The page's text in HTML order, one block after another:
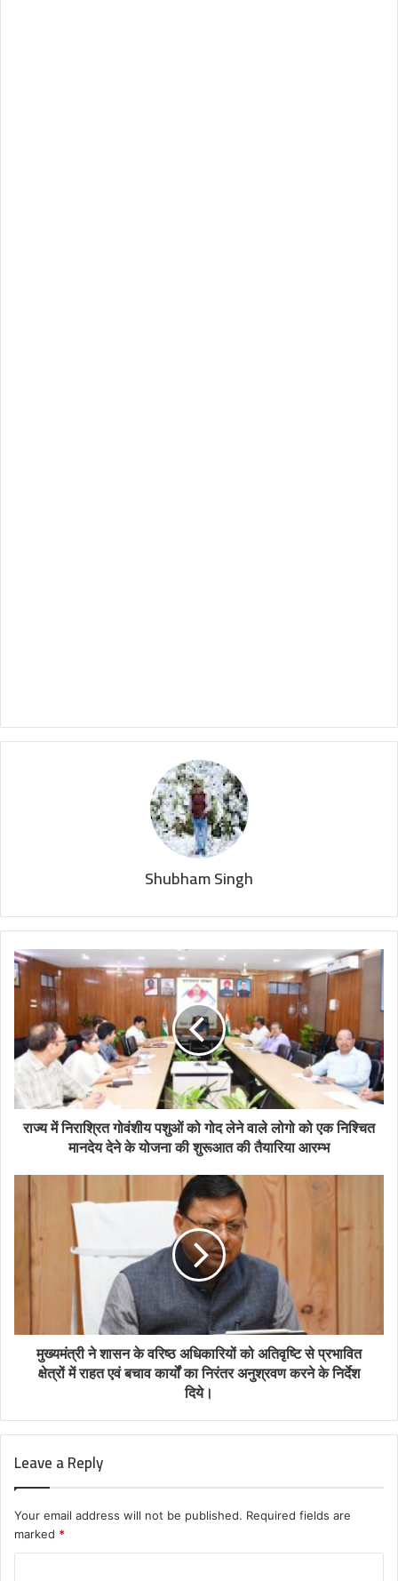
Shubham Singh
राज्य में निराश्रित गोवंशीय पशुओं को गोद लेने वाले लोगो को एक निश्चित
मानदेय देने के योजना की शुरूआत की तैयारिया आरम्भ
मुख्यमंत्री ने शासन के वरिष्ठ अधिकारियों को अतिवृष्टि से प्रभावित
क्षेत्रों में राहत एवं बचाव कार्यों का निरंतर अनुश्रवण करने के निर्देश
दिये।
Leave a Reply
Your email address will not be published. Required fields are
marked *